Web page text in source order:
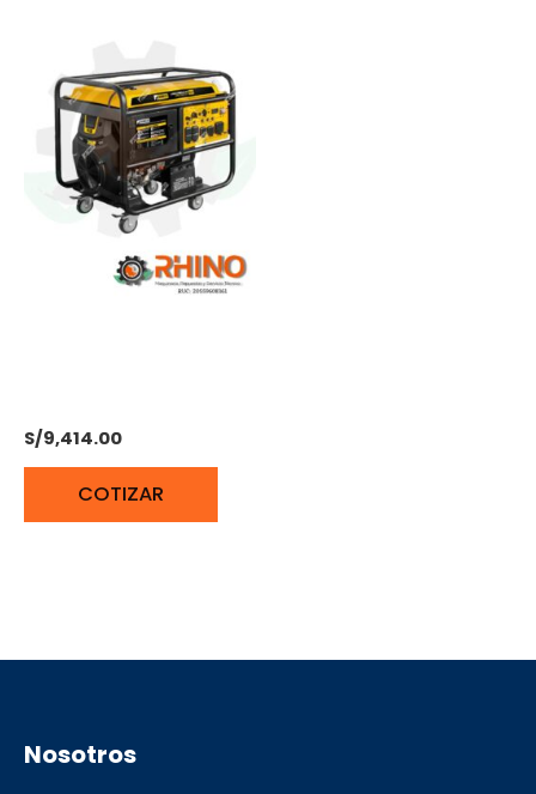
S/9,414.00
COTIZAR
Nosotros